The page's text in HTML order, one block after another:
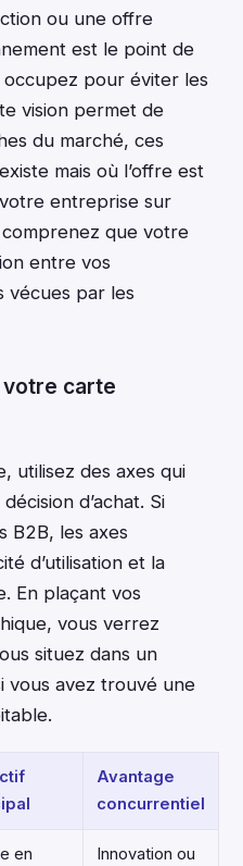
ou une offre
est le point de
pour éviter les
vision permet de
du marché, ces
mais où l’offre est
entreprise sur
que votre
entre vos
vécues par les
carte
utilisez des axes qui
d’achat. Si
B2B, les axes
d’utilisation et la
En plaçant vos
vous verrez
situez dans un
vous avez trouvé une
Avantage
concurrentiel
en Innovation ou